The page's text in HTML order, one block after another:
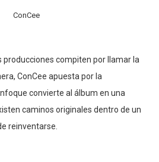
ConCee
producciones compiten por llamar la
ConCee apuesta por la
convierte al álbum en una
caminos originales dentro de un
reinventarse.